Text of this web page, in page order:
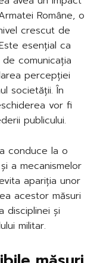
Române, o
crescut de
esențial ca
comunicația
percepției
societății. În
vor fi
publicului.
conduce la o
a mecanismelor
apariția unor
acestor măsuri
disciplinei și
militar.